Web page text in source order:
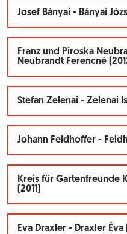
Josef Bányai - Bányai
Franz und Piroska
Neubrandt Ferencné
Stefan Zelenai - Zelenai
Johann Feldhoffer -
Kreis für Gartenfreunde
(2011)
Eva Draxler - Draxler Éva